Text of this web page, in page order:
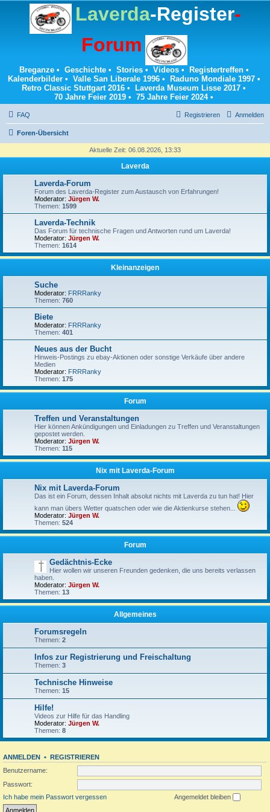
Laverda-Register-
Forum
Breganze• Geschichte• Stories• Videos• Registertreffen•
Kalenderbilder• Valle San Liberale 1996• Raduno Mondiale 1997•
Retro Classic Stuttgart 2016 • Laverda Museum Lisse 2017 •
70 Jahre Feier 2019 • 75 Jahre Feier 2024•
FAQ Anmelden
Registrieren
Foren-Übersicht
Aktuelle Zeit: 06.08.2026, 13:33
Laverda
Laverda-Forum
Forum des Laverda-Register zum Austausch von Erfahrungen!
Moderator: Jürgen W.
Themen: 1599
Laverda-Technik
Das Forum für technische Fragen und Antworten rund um Laverda!
Moderator: Jürgen W.
Themen: 1614
Kleinanzeigen
Suche
Moderator: FRRRanky
Themen: 760
Biete
Moderator: FRRRanky
Themen: 401
Neues aus der Bucht
Hinweis-Postings zu ebay-Aktionen oder sonstige Verkäufe über andere
Medien
Moderator: FRRRanky
Themen: 175
Forum
Treffen und Veranstaltungen
Hier können Ankündigungen und Einladungen zu Treffen und Veranstaltungen
gepostet werden.
Moderator: Jürgen W.
Themen: 115
Nix mit Laverda-Forum
Nix mit Laverda-Forum
Das ist ein Forum, dessen Inhalt absolut nichts mit Laverda zu tun hat! Hier
kann man übers Wetter quatschen oder wie die Aktienkurse stehen...
Moderator: Jürgen W.
Themen: 524
Forum
Gedächtnis-Ecke
Hier wollen wir unseren Freunden gedenken, die uns bereits verlassen
haben.
Moderator: Jürgen W.
Themen: 13
Allgemeines
Forumsregeln
Themen: 2
Infos zur Registrierung und Freischaltung
Themen: 3
Technische Hinweise
Themen: 15
Hilfe!
Videos zur Hilfe für das Handling
Moderator: Jürgen W.
Themen: 8
ANMELDEN • REGISTRIEREN
Benutzername:
Passwort:
Ich habe mein Passwort vergessen
Angemeldet bleiben